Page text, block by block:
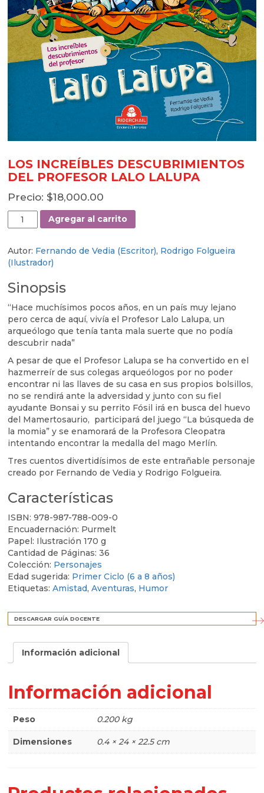
LOS INCREÍBLES DESCUBRIMIENTOS
DEL PROFESOR LALO LALUPA
$18,000.00
LOS
INCREÍBLES
DEL
PROFESOR
LALUPA
cantidad
Agregar al carrito
Autor: Fernando de Vedia (Escritor), Rodrigo Folgueira
(Ilustrador)
Sinopsis
“Hace muchísimos pocos años, en un país muy lejano
pero cerca de aquí, vivía el Profesor Lalo Lalupa, un
arqueólogo que tenía tanta mala suerte que no podía
descubrir nada”
A pesar de que el Profesor Lalupa se ha convertido en el
hazmerreír de sus colegas arqueólogos por no poder
encontrar ni las llaves de su casa en sus propios bolsillos,
no se rendirá ante la adversidad y junto con su fiel
ayudante Bonsai y su perrito Fósil irá en busca del huevo
del Mamertosaurio, participará del juego “La búsqueda de
la momia” y se enamorará de la Profesora Cleopatra
intentando encontrar la medalla del mago Merlín.
Tres cuentos divertidísimos de este entrañable personaje
creado por Fernando de Vedia y Rodrigo Folgueira.
Características
ISBN: 978-987-788-009-0
Encuadernación: Purmelt
Papel: Ilustración 170 g
Cantidad de Páginas: 36
Colección: Personajes
Edad sugerida: Primer Ciclo (6 a 8 años)
Etiquetas: Amistad, Aventuras, Humor
DESCARGAR GUÍA DOCENTE
Información adicional
Información adicional
Peso 0.200 kg
Dimensiones 0.4 × 24 × 22.5 cm